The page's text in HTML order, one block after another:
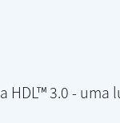
HDL™ 3.0 - uma